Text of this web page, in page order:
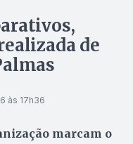
de
às 17h36
marcam o